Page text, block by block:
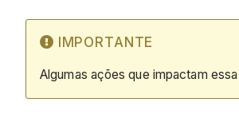
IMPORTANTE
Algumas ações que impactam